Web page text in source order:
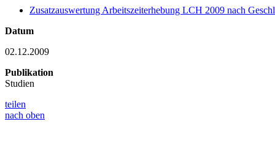
Zusatzauswertung Arbeitszeiterhebung LCH 2009 nach
Datum
02.12.2009
Publikation
Studien
teilen
nach oben